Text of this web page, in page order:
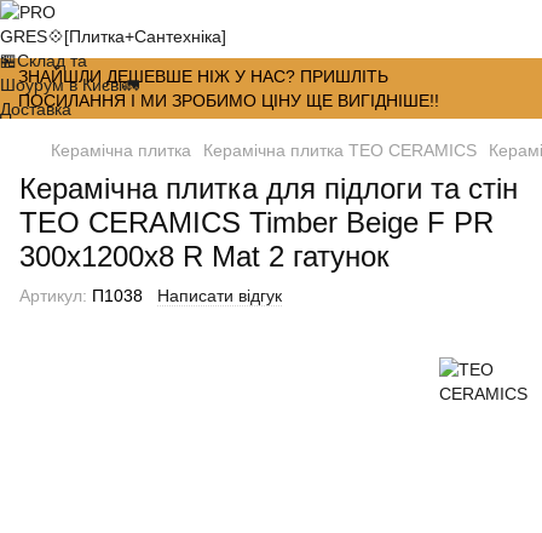
ЗНАЙШЛИ ДЕШЕВШЕ НІЖ У НАС? ПРИШЛІТЬ
ПОСИЛАННЯ І МИ ЗРОБИМО ЦІНУ ЩЕ ВИГІДНІШЕ!!
Керамічна плитка Керамічна плитка TEO CERAMICS
Керамічна плитка для підлоги та стін
TEO CERAMICS Timber Beige F PR
300x1200x8 R Mat 2 гатунок
Артикул: П1038 Написати відгук